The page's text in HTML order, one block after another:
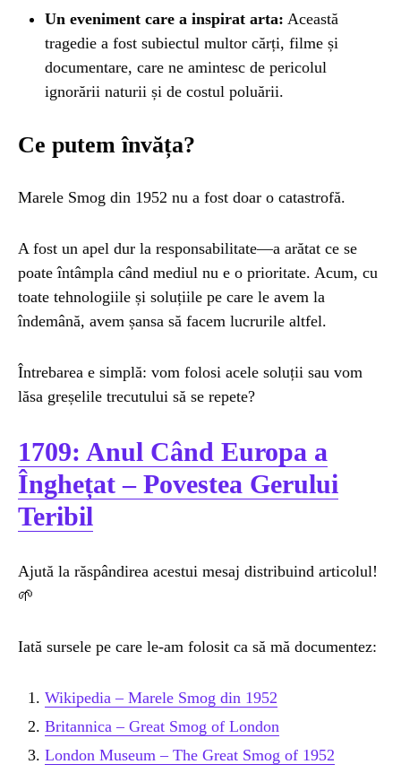
Un eveniment care a inspirat arta: Această
tragedie a fost subiectul multor cărți, filme și
documentare, care ne amintesc de pericolul
ignorării naturii și de costul poluării.
Ce putem învăța?
Marele Smog din 1952 nu a fost doar o catastrofă.
A fost un apel dur la responsabilitate—a arătat ce se
poate întâmpla când mediul nu e o prioritate. Acum, cu
toate tehnologiile și soluțiile pe care le avem la
îndemână, avem șansa să facem lucrurile altfel.
Întrebarea e simplă: vom folosi acele soluții sau vom
lăsa greșelile trecutului să se repete?
1709: Anul Când Europa a
Înghețat – Povestea Gerului
Teribil
Ajută la răspândirea acestui mesaj distribuind articolul!
🌱
Iată sursele pe care le-am folosit ca să mă documentez:
Wikipedia – Marele Smog din 1952
Britannica – Great Smog of London
London Museum – The Great Smog of 1952